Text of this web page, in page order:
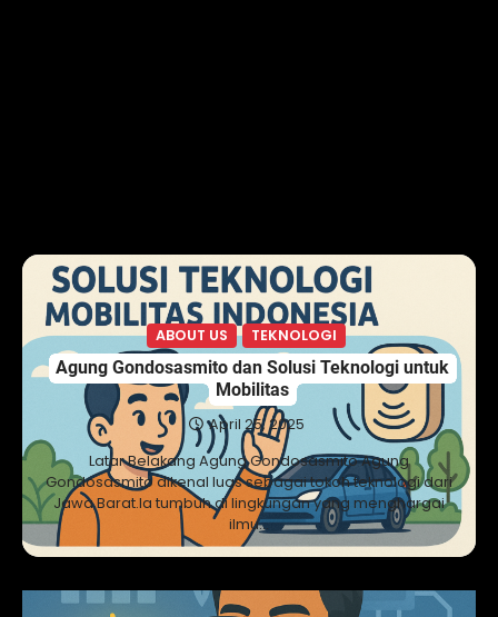
ABOUT US TEKNOLOGI
Agung Gondosasmito dan Solusi Teknologi untuk
Mobilitas
April 25, 2025
Latar Belakang Agung Gondosasmito Agung
Gondosasmito dikenal luas sebagai tokoh teknologi dari
Jawa Barat.Ia tumbuh di lingkungan yang menghargai
ilmu…